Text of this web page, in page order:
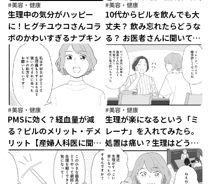
#美容・健康
生理中の気分がハッピー
に！ヒグチユウコさんコラ
ボのかわいすぎるナプキン
#美容・健康
10代からピルを飲んでも大
丈夫？ 飲み忘れたらどうな
る？ お医者さんに聞いてみ
た【産婦人科医に聞く わた
しとカラダの選択肢】
（8）
#美容・健康
PMSに効く？経血量が減
る？ピルのメリット・デメ
リット【産婦人科医に聞く
わたしとカラダの選択肢】
（7）
#美容・健康
生理が楽になるという「ミ
レーナ」を入れてみたら。
処置は痛い？生理はどうな
った？【産婦人科医に聞く
わたしとカラダの選択肢】
（6）